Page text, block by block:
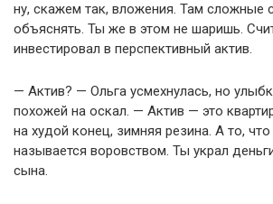
ну, скажем так, вложения. Там сложные
объяснять. Ты же в этом не шаришь.
инвестировал в перспективный актив.
— Актив? — Ольга усмехнулась, но
похожей на оскал. — Актив — это
на худой конец, зимняя резина. А то,
называется воровством. Ты украл
сына.